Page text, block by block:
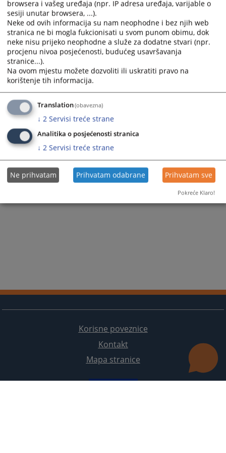
Prateći dokumenti
Izvjesce sjednice Vijeca 12. i 13. svibnja
123PREGLEDA
Korisne poveznice
Kontakt
Mapa stranice
browsera i vašeg uređaja (npr. IP adresa uređaja, varijable o
sesiji unutar browsera, ...).
Neke od ovih informacija su nam neophodne i bez njih web
stranica ne bi mogla fukcionisati u svom punom obimu, dok
neke nisu prijeko neophodne a služe za dodatne stvari (npr.
procjenu nivoa posjećenosti, budućeg usavršavanja
stranice...).
Na ovom mjestu možete dozvoliti ili uskratiti pravo na
korištenje tih informacija.
Translation(obavezna)
↓ 2 Servisi treće strane
Analitika o posjećenosti stranica
↓ 2 Servisi treće strane
Ne prihvatam Prihvatam odabrane Prihvatam sve
Pokreće Klaro!